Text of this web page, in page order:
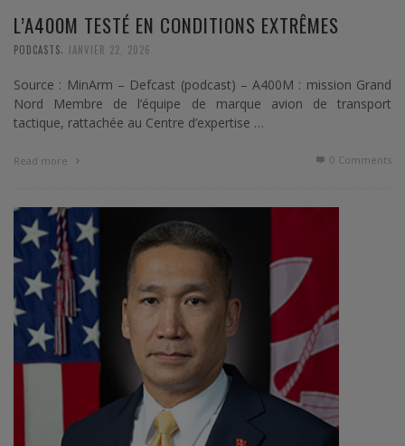
L’A400M TESTÉ EN CONDITIONS EXTRÊMES
PODCASTS JANVIER 22, 2026
Source : MinArm – Defcast (podcast) – A400M : mission Grand
Nord Membre de l’équipe de marque avion de transport
tactique, rattachée au Centre d’expertise …
Read more 0 Comments